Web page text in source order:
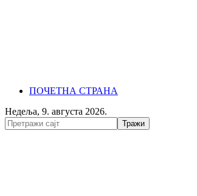
ПОЧЕТНА СТРАНА
Недеља, 9. августа 2026.